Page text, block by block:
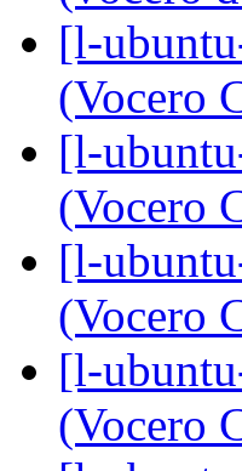
[l-
(Vocero
[l-
(Vocero
[l-
(Vocero
[l-
(Vocero